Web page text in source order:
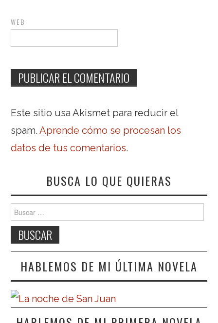
WEB
Este sitio usa Akismet para reducir el
spam.Aprende cómo se procesan los
datos de tus comentarios.
BUSCA LO QUE QUIERAS
Buscar:
HABLEMOS DE MI ÚLTIMA NOVELA